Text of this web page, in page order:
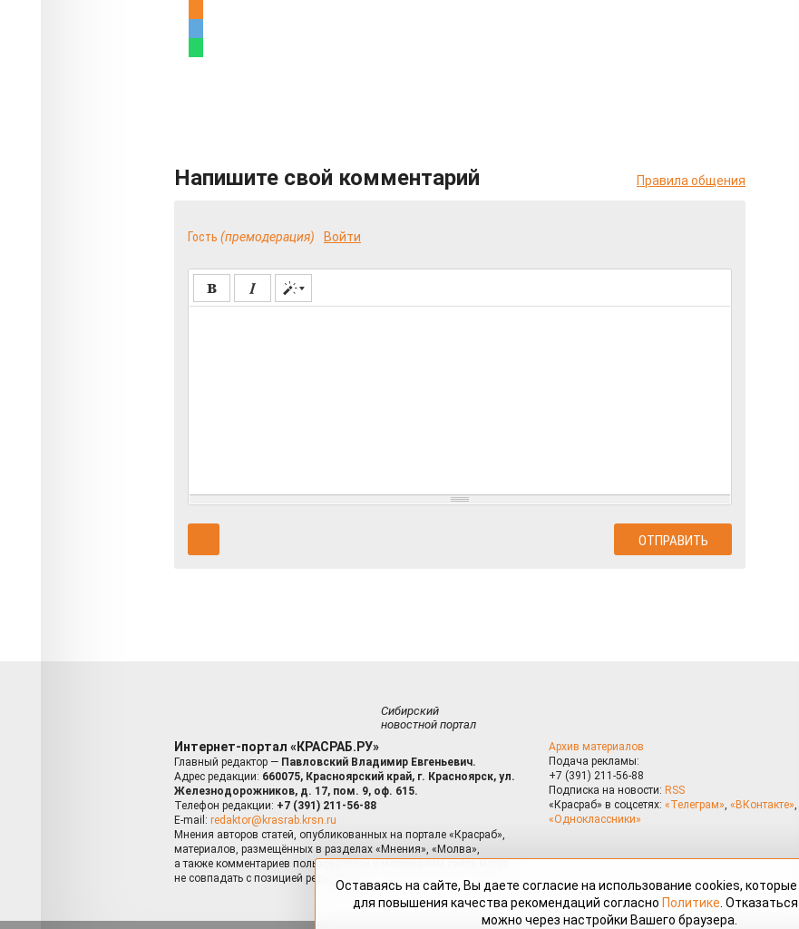
Напишите свой комментарий Правила общения
Гость (премодерация) Войти
Сибирский
новостной портал
Интернет-портал «КРАСРАБ.РУ»
Главный редактор — Павловский Владимир Евгеньевич.
Адрес редакции: 660075, Красноярский край, г. Красноярск, ул.
Железнодорожников, д. 17, пом. 9, оф. 615.
Телефон редакции: +7 (391) 211-56-88
E-mail: redaktor@krasrab.krsn.ru
Мнения авторов статей, опубликованных на портале «Красраб»,
материалов, размещённых в разделах «Мнения», «Молва»,
а также комментариев пользователей к материалам сайта могут
не совпадать с позицией редакции.
Архив материалов
Подача рекламы:
+7 (391) 211-56-88
Подписка на новости: RSS
«Красраб» в соцсетях: «Телеграм», «ВКонтакте»,
«Одноклассники»
Оставаясь на сайте, Вы даете согласие на использование cookies,
для повышения качества рекомендаций согласно Политике .
можно через настройки Вашего браузера.